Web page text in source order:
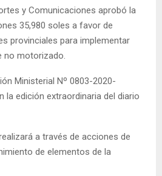
y Comunicaciones aprobó la
35,980 soles a favor de
provinciales para implementar
no motorizado.
Ministerial Nº 0803-2020-
la edición extraordinaria del diario
a través de acciones de
de elementos de la